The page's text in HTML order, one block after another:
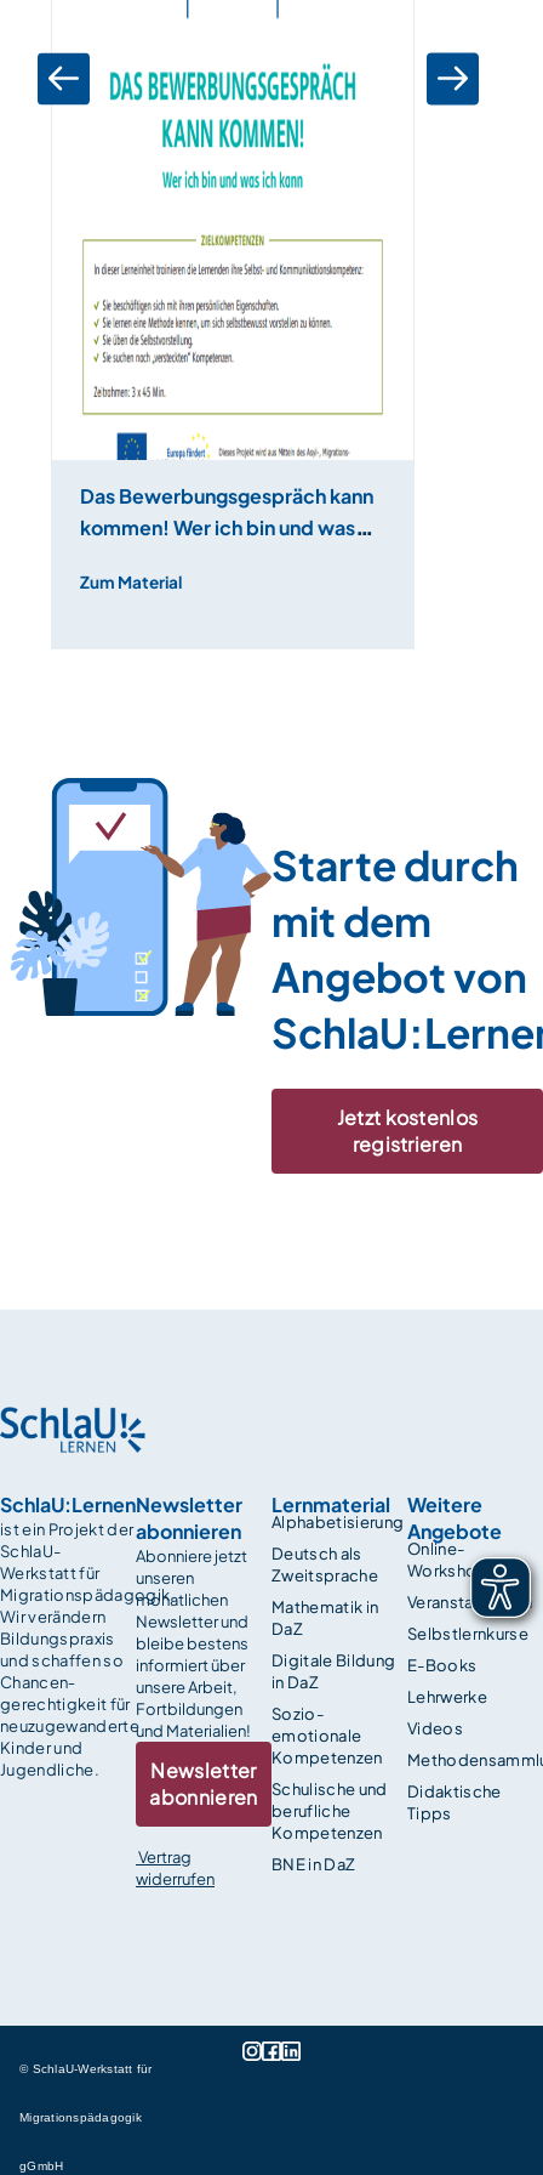
Das Bewerbungsgespräch kann
kommen! Wer ich bin und was
Zum Material
Starte durch
mit dem
Angebot von
Jetzt kostenlos
registrieren
SchlaU:Lernen
ist ein Projekt der
SchlaU-
Werkstatt für
Migrationspädagogik.
Wir verändern
Bildungspraxis
und schaffen so
Chancen­
gerechtigkeit für
neuzugewanderte
Kinder und
Jugendliche.
Lernmaterial
Alphabetisierung
Deutsch als
Zweitsprache
Mathematik in
DaZ
Digitale Bildung
in DaZ
Sozio-
emotionale
Kompetenzen
Schulische und
berufliche
Kompetenzen
BNE in DaZ
Weitere
Angebote
Online-
Workshops
Veranstaltungen
Selbstlernkurse
E-Books
Lehrwerke
Videos
Didaktische
Tipps
Newsletter
abonnieren
Abonniere jetzt
unseren
monatlichen
Newsletter und
bleibe bestens
informiert über
unsere Arbeit,
Fortbildungen
und Materialien!
Newsletter
abonnieren
Vertrag
widerrufen
© SchlaU-Werkstatt für
Migrationspädagogik
gGmbH